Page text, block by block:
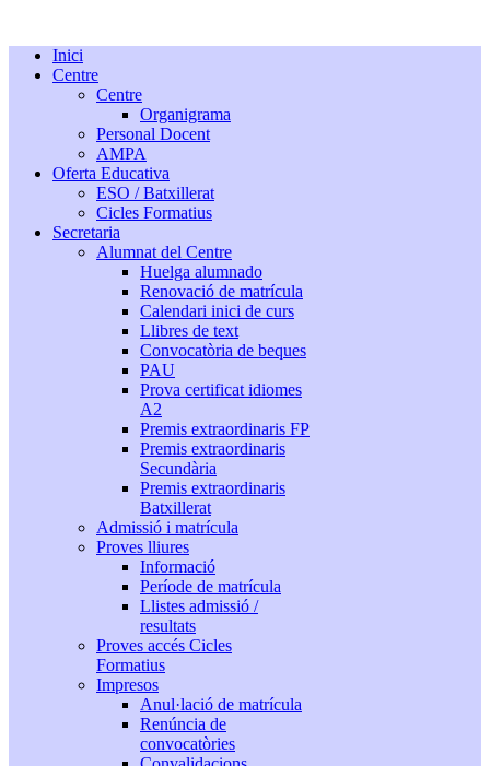
Inici
Centre
Centre
Organigrama
Personal Docent
AMPA
Oferta Educativa
ESO / Batxillerat
Cicles Formatius
Secretaria
Alumnat del Centre
Huelga alumnado
Renovació de matrícula
Calendari inici de curs
Llibres de text
Convocatòria de beques
PAU
Prova certificat idiomes
A2
Premis extraordinaris FP
Premis extraordinaris
Secundària
Premis extraordinaris
Batxillerat
Admissió i matrícula
Proves lliures
Informació
Període de matrícula
Llistes admissió /
resultats
Proves accés Cicles
Formatius
Impresos
Anul·lació de matrícula
Renúncia de
convocatòries